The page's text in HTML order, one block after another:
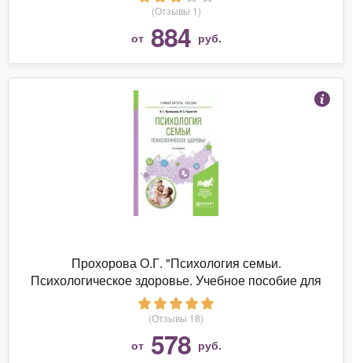
(Отзывы 1)
от 884 руб.
Прохорова О.Г. "Психология семьи.
Психологическое здоровье. Учебное пособие для
вузов"
(Отзывы 18)
от 578 руб.